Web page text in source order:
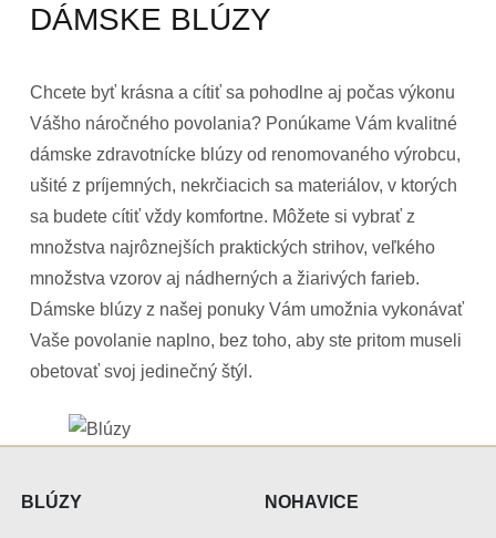
DÁMSKE BLÚZY
Chcete byť krásna a cítiť sa pohodlne aj počas výkonu
Vášho náročného povolania? Ponúkame Vám kvalitné
dámske zdravotnícke blúzy od renomovaného výrobcu,
ušité z príjemných, nekrčiacich sa materiálov, v ktorých
sa budete cítiť vždy komfortne. Môžete si vybrať z
množstva najrôznejších praktických strihov, veľkého
množstva vzorov aj nádherných a žiarivých farieb.
Dámske blúzy z našej ponuky Vám umožnia vykonávať
Vaše povolanie naplno, bez toho, aby ste pritom museli
obetovať svoj jedinečný štýl.
BLÚZY NOHAVICE